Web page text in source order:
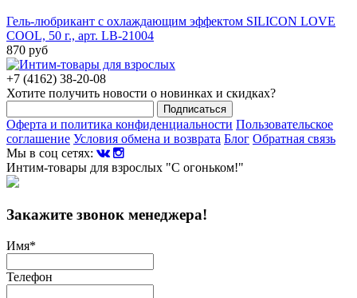
Гель-любрикант с охлаждающим эффектом SILICON LOVE
COOL, 50 г., арт. LB-21004
870 руб
+7 (4162) 38-20-08
Хотите получить новости о новинках и скидках?
Подписаться
Оферта и политика конфиденциальности Пользовательское
соглашение Условия обмена и возврата Блог Обратная связь
Мы в соц сетях:
Интим-товары для взрослых "С огоньком!"
Закажите звонок менеджера!
Имя*
Телефон